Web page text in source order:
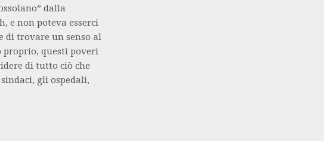
dalla
e non poteva esserci
di trovare un senso al
proprio, questi poveri
di tutto ciò che
gli ospedali,